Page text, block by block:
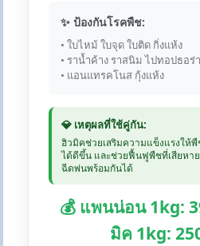
✨ ป้องกันโรคพืช:
• ใบไหม้ ใบจุด ใบติด กิ่งแห้ง
• ราน้ำค้าง ราสนิม ไปทอปธอร่า
• แอนแทรคโนส กุ้งแห้ง
💎 เหตุผลที่ใช้คู่กัน:
ฮิวมิคช่วยเสริมความแข็งแรงให้
ได้ดีขึ้น และช่วยฟื้นฟูพืชที่เสียหาย
ฉีดพ่นพร้อมกันได้
💰 แพนน่อน 1kg:
มิค 1kg: